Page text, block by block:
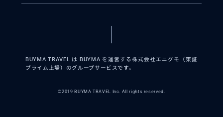
BUYMA TRAVEL は BUYMA を運営する株式会社エニグモ（東証
プライム上場）のグループサービスです。
©2019 BUYMA TRAVEL Inc. All rights reserved.